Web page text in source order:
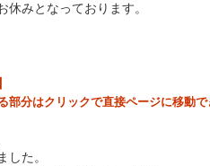
みとなっております。
部分はクリックで直接ページに移動で
した。